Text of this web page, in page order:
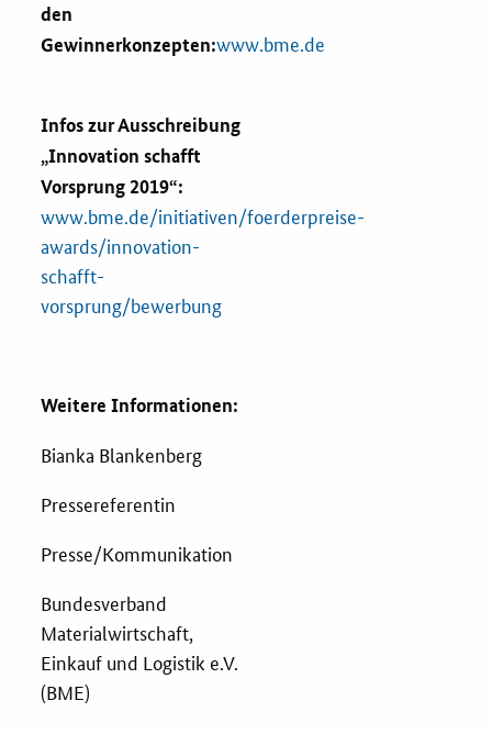
den
Gewinnerkonzepten:www.bme.de
Infos zur Ausschreibung
„Innovation schafft
Vorsprung 2019“:
www.bme.de/initiativen/foerderpreise-
awards/innovation-
schafft-
vorsprung/bewerbung
Weitere Informationen:
Bianka Blankenberg
Pressereferentin
Presse/Kommunikation
Bundesverband
Materialwirtschaft,
Einkauf und Logistik e.V.
(BME)